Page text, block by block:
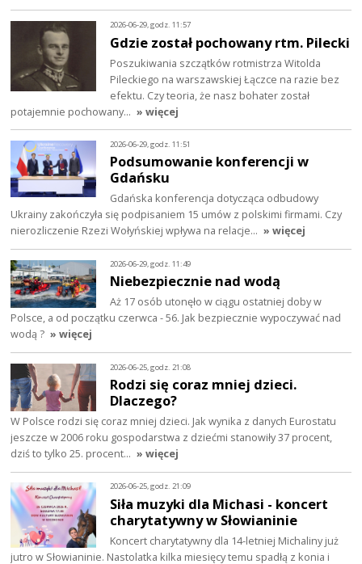
2026-06-29, godz. 11:57
Gdzie został pochowany rtm. Pilecki
Poszukiwania szczątków rotmistrza Witolda
Pileckiego na warszawskiej Łączce na razie bez
efektu. Czy teoria, że nasz bohater został
potajemnie pochowany… » więcej
2026-06-29, godz. 11:51
Podsumowanie konferencji w
Gdańsku
Gdańska konferencja dotycząca odbudowy
Ukrainy zakończyła się podpisaniem 15 umów z polskimi firmami. Czy
nierozliczenie Rzezi Wołyńskiej wpływa na relacje… » więcej
2026-06-29, godz. 11:49
Niebezpiecznie nad wodą
Aż 17 osób utonęło w ciągu ostatniej doby w
Polsce, a od początku czerwca - 56. Jak bezpiecznie wypoczywać nad
wodą ? » więcej
2026-06-25, godz. 21:08
Rodzi się coraz mniej dzieci.
Dlaczego?
W Polsce rodzi się coraz mniej dzieci. Jak wynika z danych Eurostatu
jeszcze w 2006 roku gospodarstwa z dziećmi stanowiły 37 procent,
dziś to tylko 25. procent… » więcej
2026-06-25, godz. 21:09
Siła muzyki dla Michasi - koncert
charytatywny w Słowianinie
Koncert charytatywny dla 14-letniej Michaliny już
jutro w Słowianinie. Nastolatka kilka miesięcy temu spadłą z konia i